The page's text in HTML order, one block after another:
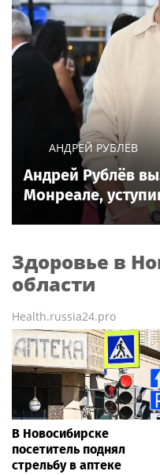
АНДРЕЙ РУБЛЁВ
Андрей Рублёв
Монреале,
Здоровье в
области
Health.russia24.pro
В Новосибирске
посетитель поднял
стрельбу в аптеке